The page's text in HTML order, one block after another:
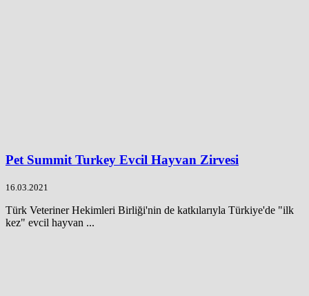
Pet Summit Turkey Evcil Hayvan Zirvesi
16.03.2021
Türk Veteriner Hekimleri Birliği'nin de katkılarıyla Türkiye'de "ilk
kez" evcil hayvan ...